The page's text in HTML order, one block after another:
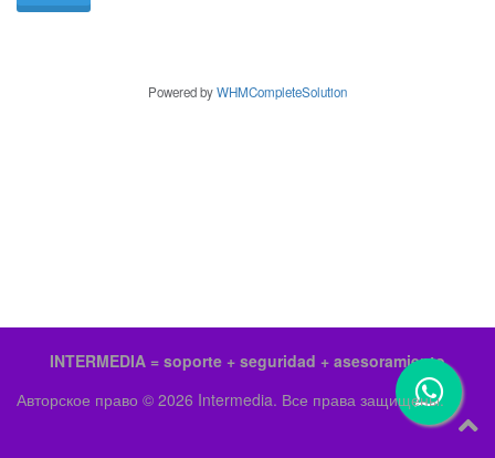
Powered byWHMCompleteSolution
INTERMEDIA = soporte + seguridad + asesoramiento
Авторское право © 2026 Intermedia. Все права защищены.